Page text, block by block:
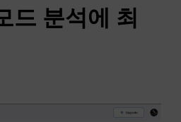
드 분석에 최